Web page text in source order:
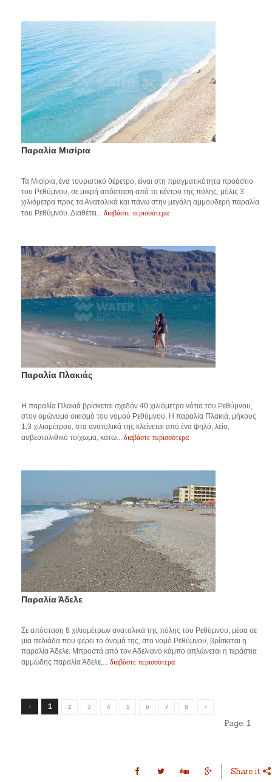
Παραλία Μισίρια
Τα Μισίρια, ένα τουριστικό θέρετρο, είναι στη πραγματικότητα προάστιο
του Ρεθύμνου, σε μικρή απόσταση από το κέντρο της πόλης, μόλις 3
χιλιόμετρα προς τα Ανατολικά και πάνω στην μεγάλη αμμουδερή παραλία
του Ρεθύμνου. Διαθέτει... διαβάστε περισσότερα
Παραλία Πλακιάς
Η παραλία Πλακιά βρίσκεται σχεδόν 40 χιλιόμετρα νότια του Ρεθύμνου,
στον ομώνυμο οικισμό του νομού Ρεθύμνου. Η παραλία Πλακιά, μήκους
1,3 χιλιομέτρου, στα ανατολικά της κλείνεται από ένα ψηλό, λείο,
ασβεστολιθικό τοίχωμα, κάτω... διαβάστε περισσότερα
Παραλία Άδελε
Σε απόσταση 8 χιλιομέτρων ανατολικά της πόλης του Ρεθύμνου, μέσα σε
μια πεδιάδα που φέρει το όνομά της, στο νομό Ρεθύμνου, βρίσκεται η
παραλία Άδελε. Μπροστά από τον Αδελιανό κάμπο απλώνεται η τεράστια
αμμώδης παραλία Άδελε,... διαβάστε περισσότερα
1 2 3 4 5 6 7 8
Page: 1
Share it